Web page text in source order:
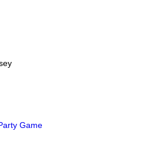
Game